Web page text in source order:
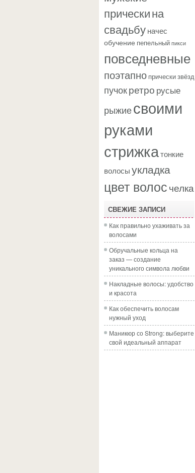
прическина
свадьбуначес
обучение пепельный пикси
повседневные
поэтапно прически звёзд
пучокретро русые
рыжиесвоими
руками
стрижкатонкие
волосыукладка
цвет волосчелка
СВЕЖИЕ ЗАПИСИ
Как правильно ухаживать за
волосами
Обручальные кольца на
заказ — создание
уникального символа любви
Накладные волосы: удобство
и красота
Как обеспечить волосам
нужный уход
Маникюр со Strong: выберите
свой идеальный аппарат